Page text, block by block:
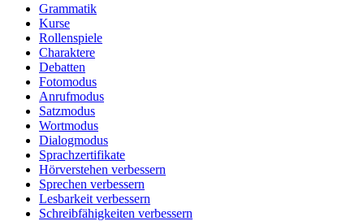
Grammatik
Kurse
Rollenspiele
Charaktere
Debatten
Fotomodus
Anrufmodus
Satzmodus
Wortmodus
Dialogmodus
Sprachzertifikate
Hörverstehen verbessern
Sprechen verbessern
Lesbarkeit verbessern
Schreibfähigkeiten verbessern